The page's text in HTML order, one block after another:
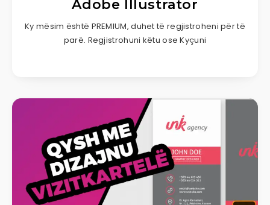
Adobe Illustrator
Ky mësim është PREMIUM, duhet të regjistroheni për të
parë. Regjistrohuni këtu ose Kyçuni